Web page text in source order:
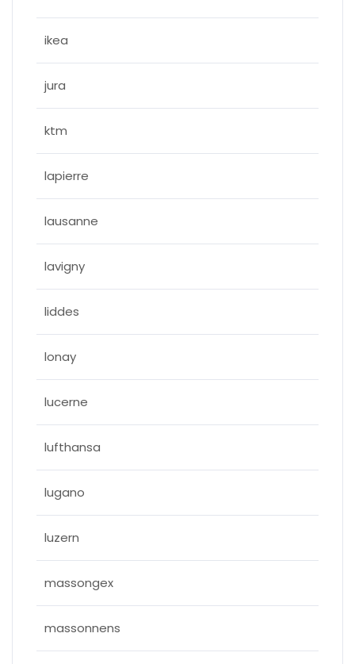
ikea
jura
ktm
lapierre
lausanne
lavigny
liddes
lonay
lucerne
lufthansa
lugano
luzern
massongex
massonnens